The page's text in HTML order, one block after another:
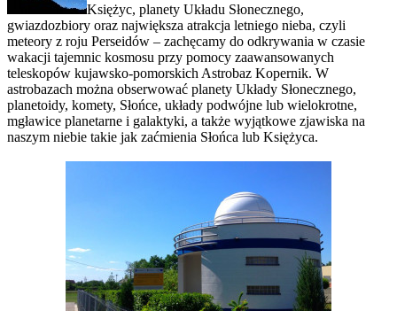
Księżyc, planety Układu Słonecznego,
gwiazdozbiory oraz największa atrakcja letniego nieba, czyli
meteory z roju Perseidów – zachęcamy do odkrywania w czasie
wakacji tajemnic kosmosu przy pomocy zaawansowanych
teleskopów kujawsko-pomorskich Astrobaz Kopernik. W
astrobazach można obserwować planety Układy Słonecznego,
planetoidy, komety, Słońce, układy podwójne lub wielokrotne,
mgławice planetarne i galaktyki, a także wyjątkowe zjawiska na
naszym niebie takie jak zaćmienia Słońca lub Księżyca.